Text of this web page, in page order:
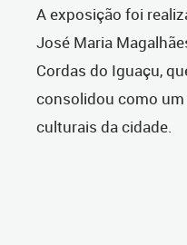
A exposição foi
José Maria
Cordas do Iguaçu,
consolidou como
culturais da cidade.